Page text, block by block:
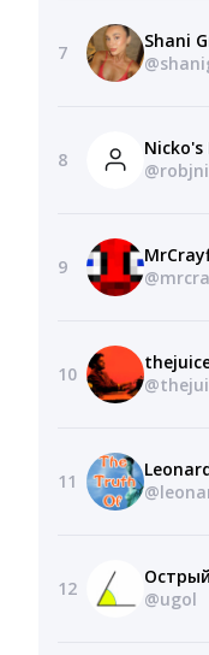
7
Shani
8
Nicko's
9
10
11
12
@ugol